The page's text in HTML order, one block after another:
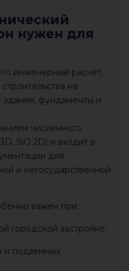
нужен для
инженерный расчет,
на
здания, фундаменты и
численного
SiO 2D) и входит в
для
и негосударственной
важен при:
городской застройке;
и подземных